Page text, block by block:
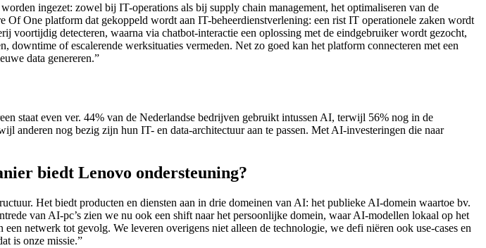
ingezet: zowel bij IT-operations als bij supply chain management, het optimaliseren van de
One platform dat gekoppeld wordt aan IT-beheerdienstverlening: een rist IT operationele zaken wordt
voortijdig detecteren, waarna via chatbot-interactie een oplossing met de eindgebruiker wordt gezocht,
of escalerende werksituaties vermeden. Net zo goed kan het platform connecteren met een
data genereren.”
staat even ver. 44% van de Nederlandse bedrijven gebruikt intussen AI, terwijl 56% nog in de
anderen nog bezig zijn hun IT- en data-architectuur aan te passen. Met AI-investeringen die naar
biedt Lenovo ondersteuning?
Het biedt producten en diensten aan in drie domeinen van AI: het publieke AI-domein waartoe bv.
van AI-pc’s zien we nu ook een shift naar het persoonlijke domein, waar AI-modellen lokaal op het
netwerk tot gevolg. We leveren overigens niet alleen de technologie, we defi niëren ook use-cases en
is onze missie.”